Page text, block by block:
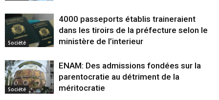
Société
4000 passeports établis traineraient
dans les tiroirs de la préfecture selon le
ministère de l’interieur
Société
ENAM: Des admissions fondées sur la
parentocratie au détriment de la
méritocratie